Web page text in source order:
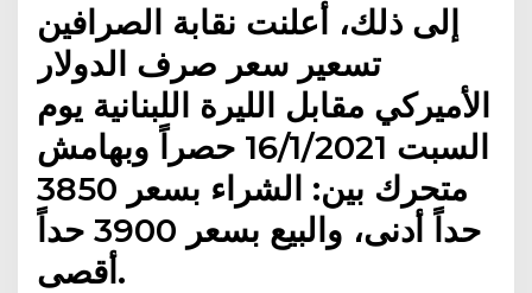
إلى ذلك، أعلنت نقابة الصرافين
تسعير سعر صرف الدولار
الأميركي مقابل الليرة اللبنانية يوم
السبت 16/1/2021 حصراً وبهامش
متحرك بين: الشراء بسعر 3850
حداً أدنى، والبيع بسعر 3900 حداً
أقصى.